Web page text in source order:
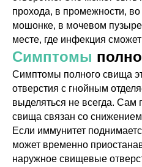
прохода, в промежности,
мошонке, в мочевом
месте, где инфекция
Симптомы
Симптомы полного свища
отверстия с гнойным
выделяться не всегда. Сам
свища связан со
Если иммунитет
может временно
наружное свищевые